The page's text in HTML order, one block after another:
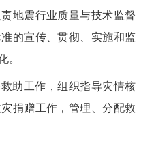
地震行业质量与技术监督
的宣传、贯彻、实施和监
。
助工作，组织指导灾情核
捐赠工作，管理、分配救